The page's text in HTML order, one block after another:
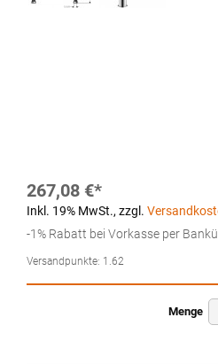
267,08 €
Inkl. 19% MwSt., zzgl.
-1% Rabatt bei Vorkasse per
Versandpunkte: 1.62
Menge